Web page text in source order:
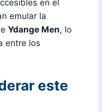
en el
emular la
Ydange Men, lo
entre los
este